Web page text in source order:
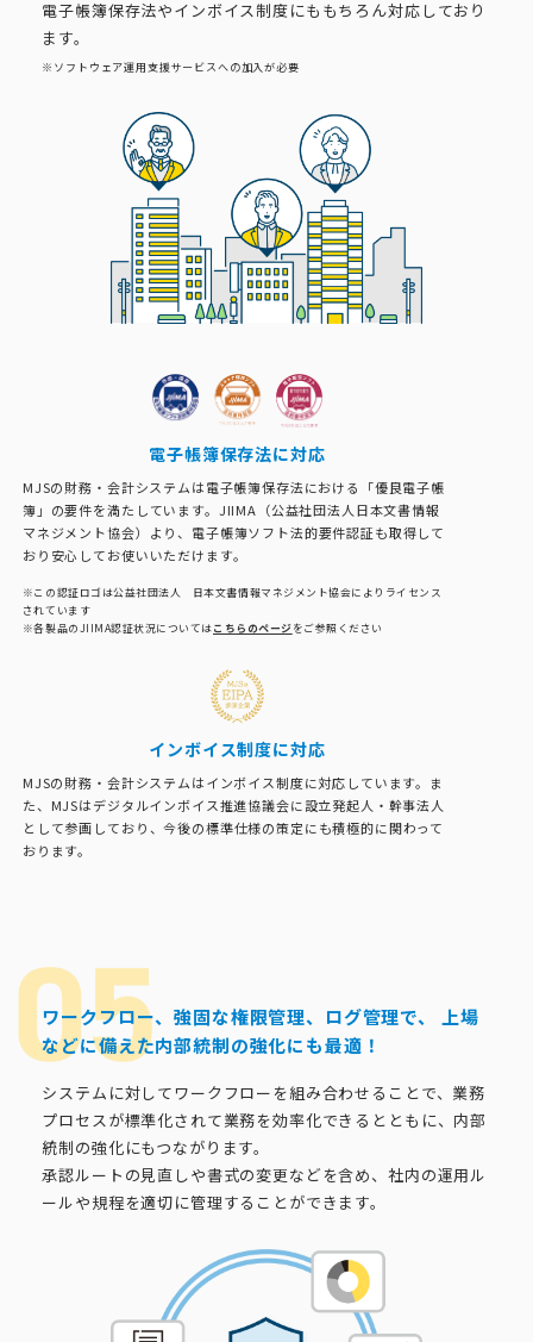
電子帳簿保存法やインボイス制度にももちろん対応しており
ます。
※ソフトウェア運用支援サービスへの加入が必要
電子帳簿保存法に対応
MJSの財務・会計システムは電子帳簿保存法における「優良電子帳
簿」の要件を満たしています。JIIMA（公益社団法人日本文書情報
マネジメント協会）より、電子帳簿ソフト法的要件認証も取得して
おり安心してお使いいただけます。
※この認証ロゴは公益社団法人 日本文書情報マネジメント協会によりライセンス
されています
※各製品のJIIMA認証状況についてはこちらのページをご参照ください
インボイス制度に対応
MJSの財務・会計システムはインボイス制度に対応しています。ま
た、MJSはデジタルインボイス推進協議会に設立発起人・幹事法人
として参画しており、今後の標準仕様の策定にも積極的に関わって
おります。
ワークフロー、強固な権限管理、ログ管理で、
上場
などに備えた内部統制の強化にも最適！
システムに対してワークフローを組み合わせることで、業務
プロセスが標準化されて業務を効率化できるとともに、内部
統制の強化にもつながります。
承認ルートの見直しや書式の変更などを含め、社内の運用ル
ールや規程を適切に管理することができます。